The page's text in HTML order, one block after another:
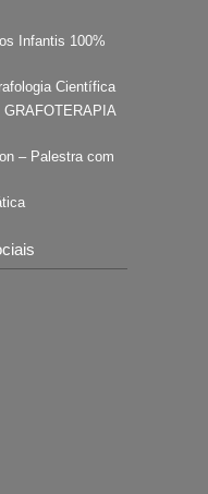
Infantis 100%
Científica
– Palestra com